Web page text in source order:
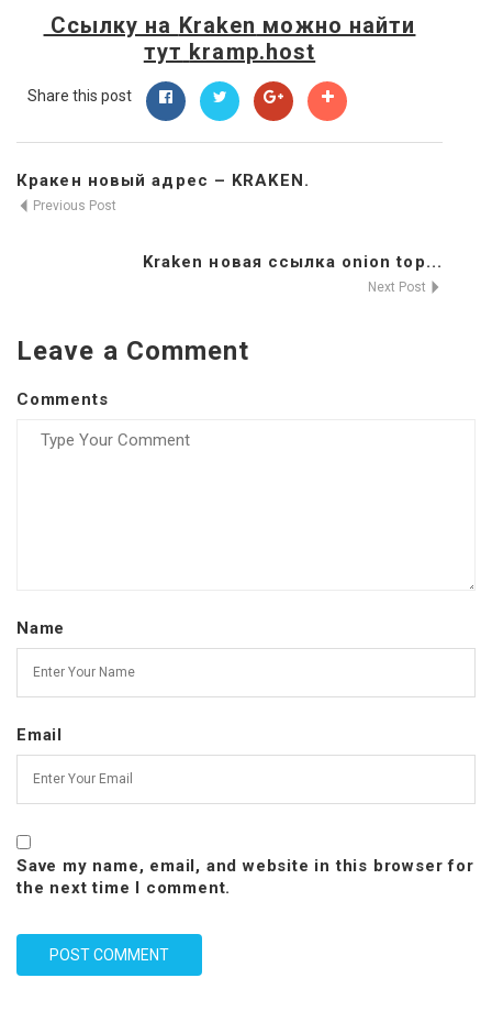
Ссылку на Kraken можно найти
тут kramp.host
Share this post
Кракен новый адрес – KRAKEN.
Previous Post
Kraken новая ссылка onion top...
Next Post
Leave a Comment
Comments
Name
Email
Save my name, email, and website in this browser for
the next time I comment.